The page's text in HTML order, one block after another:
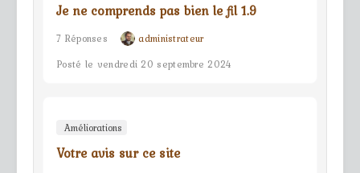
Je ne comprends pas bien le fil 1.9
7 Réponses
administrateur
Posté le vendredi 20 septembre 2024
Améliorations
Votre avis sur ce site